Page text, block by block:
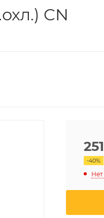
CN
251
-40%